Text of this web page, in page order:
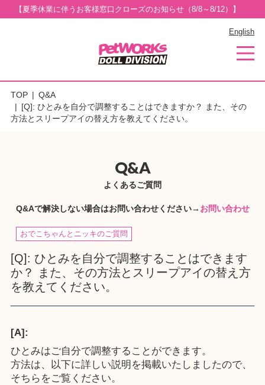
【夏季休業に伴うお客様窓口クローズのお知らせ（8/8～8/12）】
English
TOP
Q&A
[Q]: ひとみを自分で調整することはできますか？ また、その
方法とスリープアイの替え方を教えてください。
Q&A
よくあるご質問
Q&Aで解決しない場合はお問い合わせください→ お問い合わせ
おでこちゃんとニッキのご質問
[Q]: ひとみを自分で調整することはできます
か？ また、その方法とスリープアイの替え方
を教えてください。
[A]:
ひとみはご自分で調整することができます。
方法は、以下に詳しい説明を掲載いたしましたので、
そちらをご覧ください。